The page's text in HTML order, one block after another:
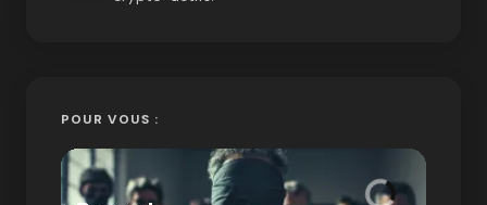
POUR VOUS :